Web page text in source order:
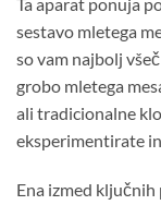
sestavo mletega
so vam najbolj
grobo mletega
ali tradicionalne
eksperimentirate
Ena izmed